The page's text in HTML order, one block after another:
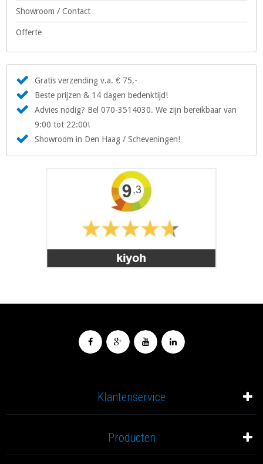
Showroom / Contact
Offerte
Gratis verzending v.a. € 75,-
Beste prijzen & 14 dagen bedenktijd!
Advies nodig? Bel 070-3514030. We zijn bereikbaar van
9:00 tot 22:00!
Showroom in Den Haag / Scheveningen!
Klantenservice
Producten